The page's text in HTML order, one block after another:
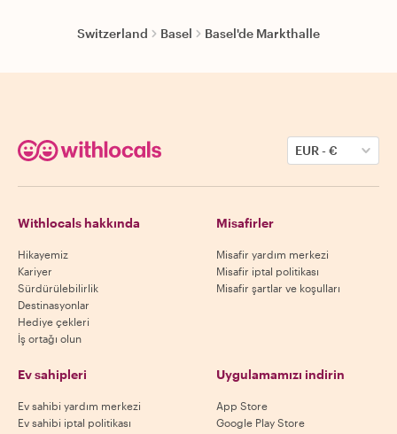
Switzerland Basel Basel'de Markthalle
EUR-€
Withlocals hakkında
Hikayemiz
Kariyer
Sürdürülebilirlik
Destinasyonlar
Hediye çekleri
İş ortağı olun
Misafirler
Misafir yardım merkezi
Misafir iptal politikası
Misafir şartlar ve koşulları
Ev sahipleri
Ev sahibi yardım merkezi
Ev sahibi iptal politikası
Uygulamamızı indirin
App Store
Google Play Store